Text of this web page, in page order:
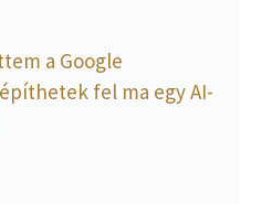
a Google
fel ma egy AI-